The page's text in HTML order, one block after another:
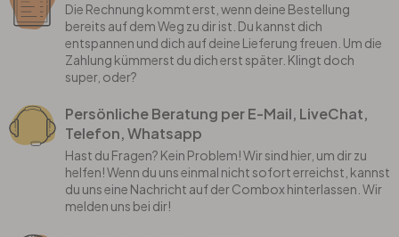
Die Rechnung kommt erst, wenn deine Bestellung
bereits auf dem Weg zu dir ist. Du kannst dich
entspannen und dich auf deine Lieferung freuen. Um die
Zahlung kümmerst du dich erst später. Klingt doch
super, oder?
Persönliche Beratung per E-Mail, LiveChat,
Telefon, Whatsapp
Hast du Fragen? Kein Problem! Wir sind hier, um dir zu
helfen! Wenn du uns einmal nicht sofort erreichst, kannst
du uns eine Nachricht auf der Combox hinterlassen. Wir
melden uns bei dir!